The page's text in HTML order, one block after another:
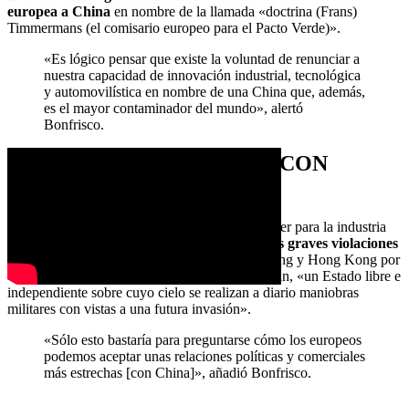
europea a China en nombre de la llamada «doctrina (Frans)
Timmermans (el comisario europeo para el Pacto Verde)».
«Es lógico pensar que existe la voluntad de renunciar a
nuestra capacidad de innovación industrial, tecnológica
y automovilística en nombre de una China que, además,
es el mayor contaminador del mundo», alertó
Bonfrisco.
RELACIONES SENSIBLES CON
Además del riesgo potencial que ello podría tener para la industria
las graves violaciones
de los derechos humanos
cometidas en Xinjiang y Hong Kong por
el Partido Comunista Chino, así como en Taiwán, «un Estado libre e
independiente sobre cuyo cielo se realizan a diario maniobras
militares con vistas a una futura invasión».
«Sólo esto bastaría para preguntarse cómo los europeos
podemos aceptar unas relaciones políticas y comerciales
más estrechas [con China]», añadió Bonfrisco.